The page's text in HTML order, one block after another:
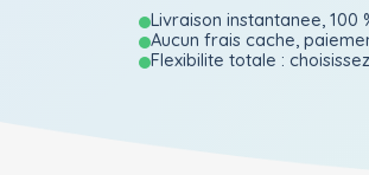
Livraison instantanee, 100
Aucun frais cache,
Flexibilite totale :